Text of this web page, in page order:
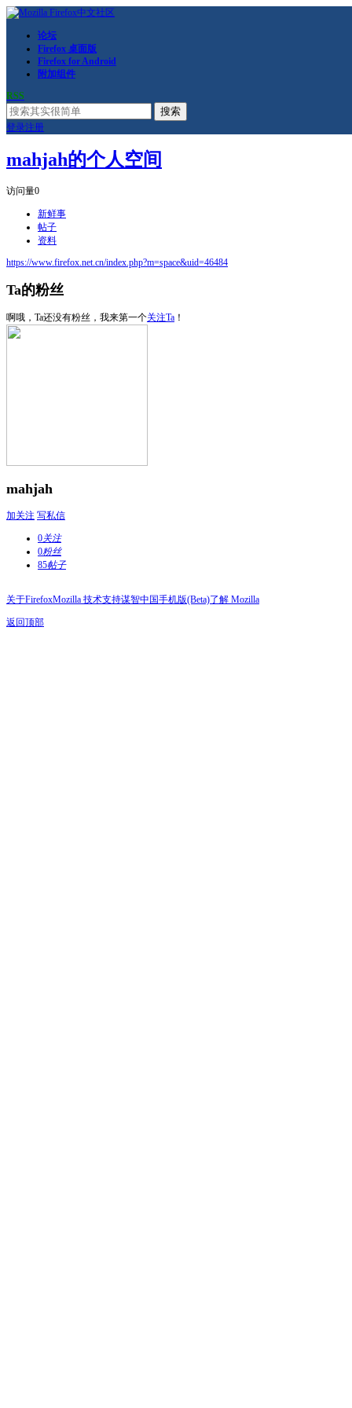
论坛
Firefox 桌面版
Firefox for Android
附加组件
RSS
搜索
登录注册
mahjah的个人空间
访问量0
新鲜事
帖子
资料
https://www.firefox.net.cn/index.php?m=space&uid=46484
Ta的粉丝
啊哦，Ta还没有粉丝，我来第一个关注Ta ！
mahjah
加关注 写私信
0关注
0粉丝
85帖子
关于FirefoxMozilla 技术支持谋智中国手机版(Beta)了解 Mozilla
返回顶部